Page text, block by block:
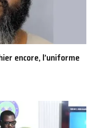
encore, l’uniforme